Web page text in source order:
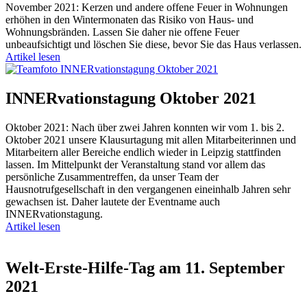
November 2021: Kerzen und andere offene Feuer in Wohnungen
erhöhen in den Wintermonaten das Risiko von Haus- und
Wohnungsbränden. Lassen Sie daher nie offene Feuer
unbeaufsichtigt und löschen Sie diese, bevor Sie das Haus verlassen.
Artikel lesen
INNERvationstagung Oktober 2021
Oktober 2021: Nach über zwei Jahren konnten wir vom 1. bis 2.
Oktober 2021 unsere Klausurtagung mit allen Mitarbeiterinnen und
Mitarbeitern aller Bereiche endlich wieder in Leipzig stattfinden
lassen. Im Mittelpunkt der Veranstaltung stand vor allem das
persönliche Zusammentreffen, da unser Team der
Hausnotrufgesellschaft in den vergangenen eineinhalb Jahren sehr
gewachsen ist. Daher lautete der Eventname auch
INNERvationstagung.
Artikel lesen
Welt-Erste-Hilfe-Tag am 11. September
2021